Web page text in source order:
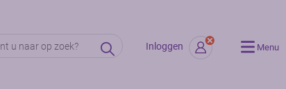
Inloggen Menu